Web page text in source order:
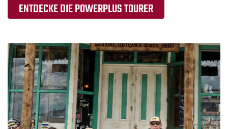
ENTDECKE DIE POWERPLUS TOURER